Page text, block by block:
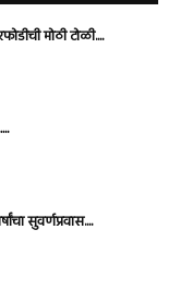
मोठी टोळी....
सुवर्णप्रवास....